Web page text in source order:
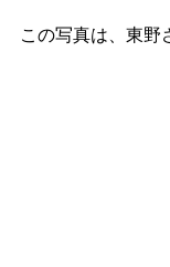
この写真は、東野